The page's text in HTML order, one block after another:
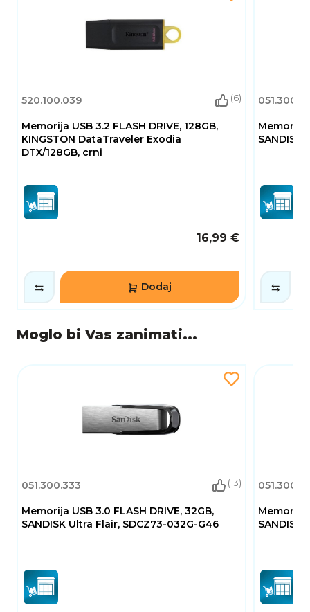
520.100.039 (6)
Memorija USB 3.2 FLASH DRIVE, 128GB,
KINGSTON DataTraveler Exodia
DTX/128GB, crni
16,99 €
Dodaj
Memorija
SANDISK
Moglo bi Vas zanimati...
051.300.333 (13)
Memorija USB 3.0 FLASH DRIVE, 32GB,
SANDISK Ultra Flair, SDCZ73-032G-G46
Memorija
SANDISK